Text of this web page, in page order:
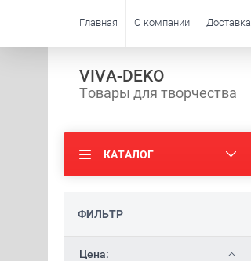
Главная О компании Доставка
VIVA-DEKO
Товары для творчества
КАТАЛОГ
ФИЛЬТР
Цена: